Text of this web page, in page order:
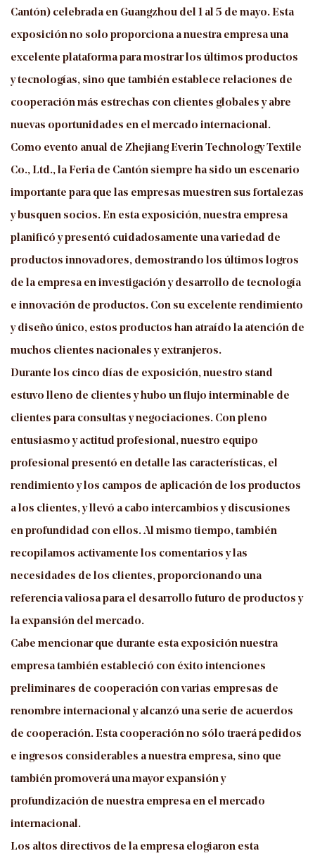
Cantón) celebrada en Guangzhou del 1 al 5 de mayo. Esta
exposición no solo proporciona a nuestra empresa una
excelente plataforma para mostrar los últimos productos
y tecnologías, sino que también establece relaciones de
cooperación más estrechas con clientes globales y abre
nuevas oportunidades en el mercado internacional.
Como evento anual de Zhejiang Everin Technology Textile
Co., Ltd., la Feria de Cantón siempre ha sido un escenario
importante para que las empresas muestren sus fortalezas
y busquen socios. En esta exposición, nuestra empresa
planificó y presentó cuidadosamente una variedad de
productos innovadores, demostrando los últimos logros
de la empresa en investigación y desarrollo de tecnología
e innovación de productos. Con su excelente rendimiento
y diseño único, estos productos han atraído la atención de
muchos clientes nacionales y extranjeros.
Durante los cinco días de exposición, nuestro stand
estuvo lleno de clientes y hubo un flujo interminable de
clientes para consultas y negociaciones. Con pleno
entusiasmo y actitud profesional, nuestro equipo
profesional presentó en detalle las características, el
rendimiento y los campos de aplicación de los productos
a los clientes, y llevó a cabo intercambios y discusiones
en profundidad con ellos. Al mismo tiempo, también
recopilamos activamente los comentarios y las
necesidades de los clientes, proporcionando una
referencia valiosa para el desarrollo futuro de productos y
la expansión del mercado.
Cabe mencionar que durante esta exposición nuestra
empresa también estableció con éxito intenciones
preliminares de cooperación con varias empresas de
renombre internacional y alcanzó una serie de acuerdos
de cooperación. Esta cooperación no sólo traerá pedidos
e ingresos considerables a nuestra empresa, sino que
también promoverá una mayor expansión y
profundización de nuestra empresa en el mercado
internacional.
Los altos directivos de la empresa elogiaron esta